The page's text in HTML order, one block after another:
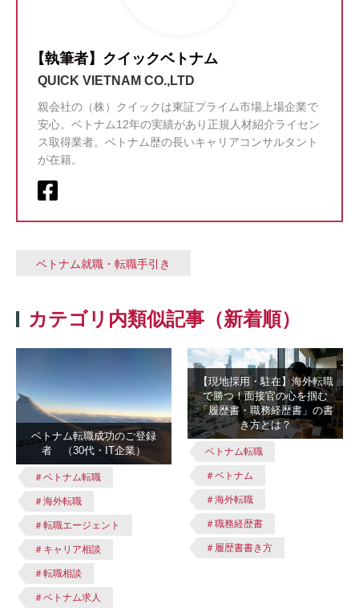
【執筆者】クイックベトナム
QUICK VIETNAM CO.,LTD
親会社の（株）クイックは東証プライム市場上場企業で
安心。ベトナム12年の実績があり正規人材紹介ライセン
ス取得業者。ベトナム歴の長いキャリアコンサルタント
が在籍。
ベトナム就職・転職手引き
カテゴリ内類似記事（新着順）
ベトナム転職成功のご登録
者 （30代・IT企業）
＃ベトナム転職
＃海外転職
＃転職エージェント
＃キャリア相談
＃転職相談
＃ベトナム求人
【現地採用・駐在】海外転職
で勝つ！面接官の心を掴む
「履歴書・職務経歴書」の書
き方とは？
ベトナム転職
＃ベトナム
＃海外転職
＃職務経歴書
＃履歴書書き方